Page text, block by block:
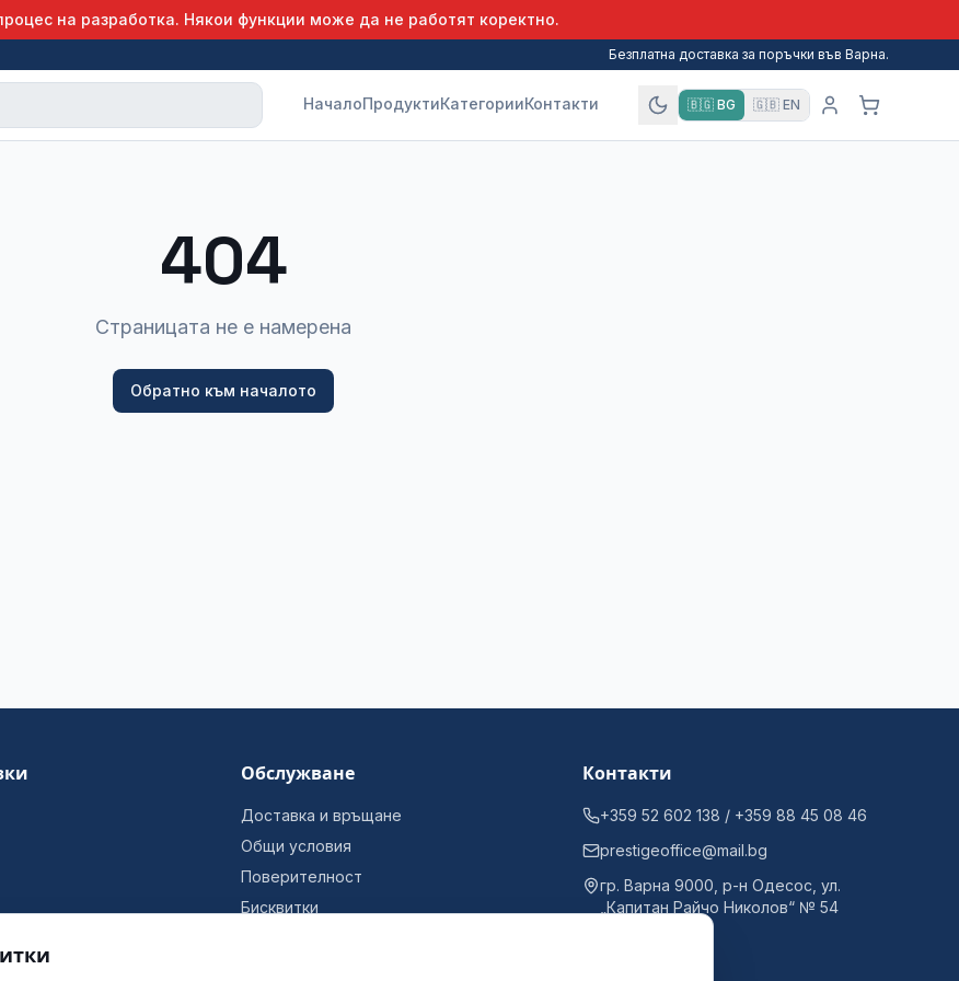
на разработка. Някои функции може да не работят коректно.
Безплатна доставка за поръчки във Варна.
НачалоПродуктиКатегорииКонтакти 🇧🇬 BG 🇬🇧 EN
404
Страницата не е намерена
Обратно към началото
Обслужване
Доставка и връщане
Общи условия
Поверителност
Бисквитки
Контакти
+359 52 602 138 / +359 88 45 08 46
prestigeoffice@mail.bg
гр. Варна 9000, р-н Одесос, ул.
„Капитан Райчо Николов“ № 54